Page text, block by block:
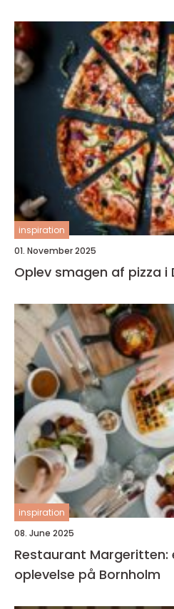
inspiration
01. November 2025
Oplev smagen af pizza i
inspiration
08. June 2025
Restaurant Margeritten:
oplevelse på Bornholm